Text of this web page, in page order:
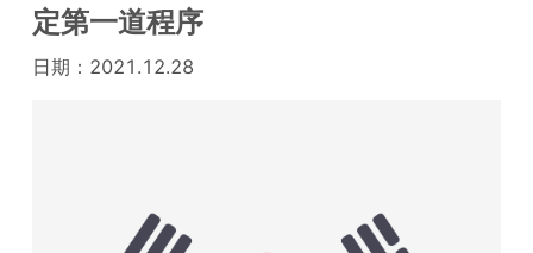
定第一道程序
日期： 2021.12.28